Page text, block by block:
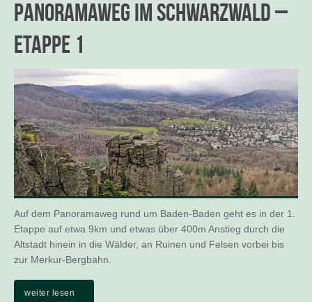
Panoramaweg im Schwarzwald –
Etappe 1
Auf dem Panoramaweg rund um Baden-Baden geht es in der 1.
Etappe auf etwa 9km und etwas über 400m Anstieg durch die
Altstadt hinein in die Wälder, an Ruinen und Felsen vorbei bis
zur Merkur-Bergbahn.
weiter lesen